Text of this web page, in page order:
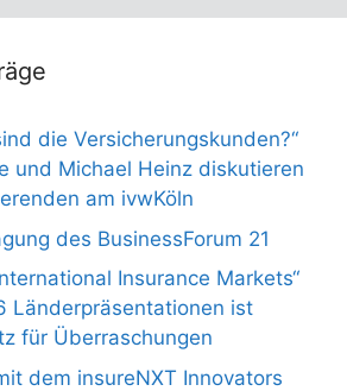
die Versicherungskunden?“
und Michael Heinz diskutieren
am ivwKöln
des BusinessForum 21
Insurance Markets“
Länderpräsentationen ist
für Überraschungen
dem insureNXT Innovators